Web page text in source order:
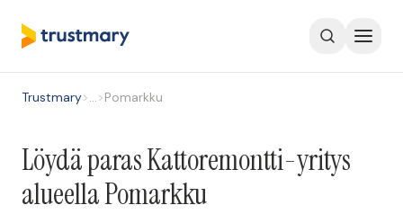
Trustmary>…>Pomarkku
Löydä paras Kattoremontti-yritys
alueella Pomarkku